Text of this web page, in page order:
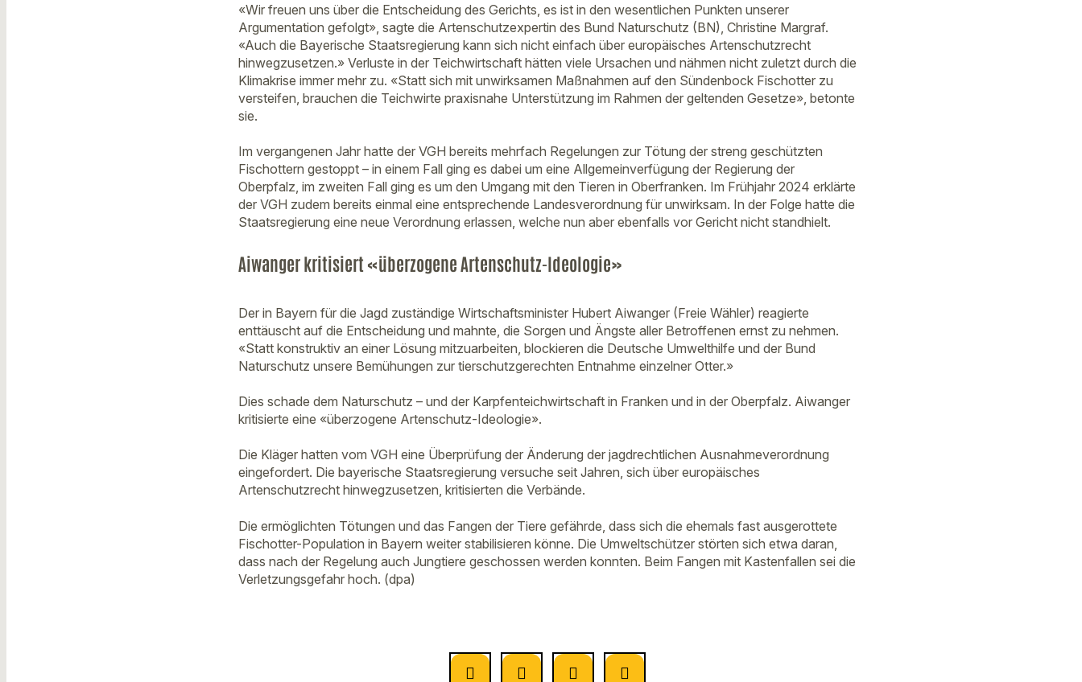
«Wir freuen uns über die Entscheidung des Gerichts, es ist in den wesentlichen Punkten unserer
Argumentation gefolgt», sagte die Artenschutzexpertin des Bund Naturschutz (BN), Christine Margraf.
«Auch die Bayerische Staatsregierung kann sich nicht einfach über europäisches Artenschutzrecht
hinwegzusetzen.» Verluste in der Teichwirtschaft hätten viele Ursachen und nähmen nicht zuletzt durch die
Klimakrise immer mehr zu. «Statt sich mit unwirksamen Maßnahmen auf den Sündenbock Fischotter zu
versteifen, brauchen die Teichwirte praxisnahe Unterstützung im Rahmen der geltenden Gesetze», betonte
sie.
Im vergangenen Jahr hatte der VGH bereits mehrfach Regelungen zur Tötung der streng geschützten
Fischottern gestoppt – in einem Fall ging es dabei um eine Allgemeinverfügung der Regierung der
Oberpfalz, im zweiten Fall ging es um den Umgang mit den Tieren in Oberfranken. Im Frühjahr 2024 erklärte
der VGH zudem bereits einmal eine entsprechende Landesverordnung für unwirksam. In der Folge hatte die
Staatsregierung eine neue Verordnung erlassen, welche nun aber ebenfalls vor Gericht nicht standhielt.
Aiwanger kritisiert «überzogene Artenschutz-Ideologie»
Der in Bayern für die Jagd zuständige Wirtschaftsminister Hubert Aiwanger (Freie Wähler) reagierte
enttäuscht auf die Entscheidung und mahnte, die Sorgen und Ängste aller Betroffenen ernst zu nehmen.
«Statt konstruktiv an einer Lösung mitzuarbeiten, blockieren die Deutsche Umwelthilfe und der Bund
Naturschutz unsere Bemühungen zur tierschutzgerechten Entnahme einzelner Otter.»
Dies schade dem Naturschutz – und der Karpfenteichwirtschaft in Franken und in der Oberpfalz. Aiwanger
kritisierte eine «überzogene Artenschutz-Ideologie».
Die Kläger hatten vom VGH eine Überprüfung der Änderung der jagdrechtlichen Ausnahmeverordnung
eingefordert. Die bayerische Staatsregierung versuche seit Jahren, sich über europäisches
Artenschutzrecht hinwegzusetzen, kritisierten die Verbände.
Die ermöglichten Tötungen und das Fangen der Tiere gefährde, dass sich die ehemals fast ausgerottete
Fischotter-Population in Bayern weiter stabilisieren könne. Die Umweltschützer störten sich etwa daran,
dass nach der Regelung auch Jungtiere geschossen werden konnten. Beim Fangen mit Kastenfallen sei die
Verletzungsgefahr hoch. (dpa)